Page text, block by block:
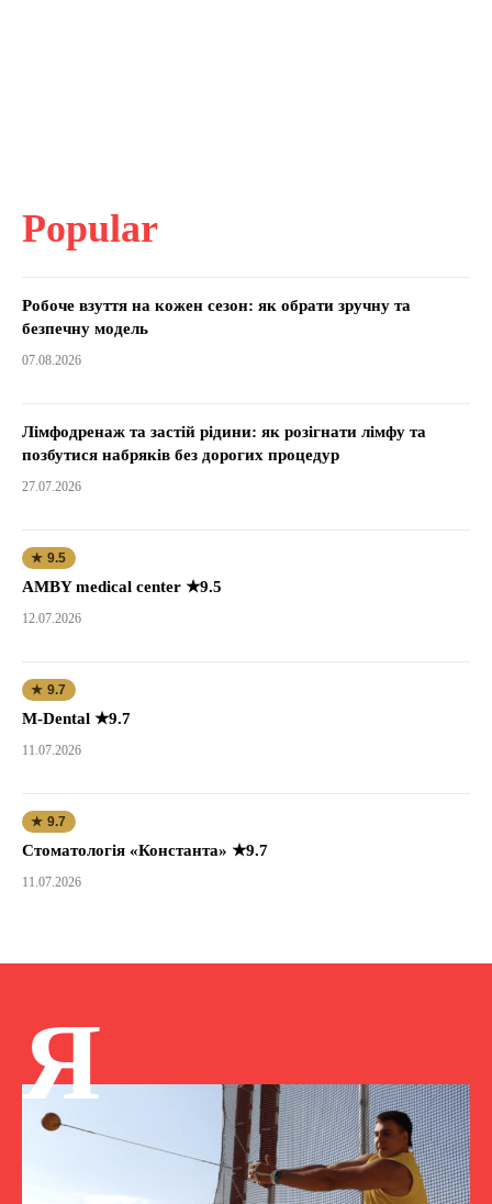
Popular
Робоче взуття на кожен сезон: як обрати зручну та
безпечну модель
07.08.2026
Лімфодренаж та застій рідини: як розігнати лімфу та
позбутися набряків без дорогих процедур
27.07.2026
★ 9.5
AMBY medical center ★9.5
12.07.2026
★ 9.7
M-Dental ★9.7
11.07.2026
★ 9.7
Стоматологія «Константа» ★9.7
11.07.2026
Я